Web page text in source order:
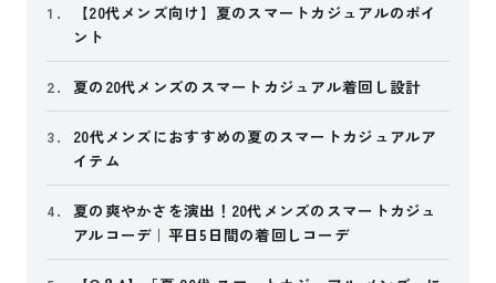
1.
【20代メンズ向け】夏のスマートカジュアルのポイ
ント
2. 夏の20代メンズのスマートカジュアル着回し設計
3.
20代メンズにおすすめの夏のスマートカジュアルア
イテム
4.
夏の爽やかさを演出！20代メンズのスマートカジュ
アルコーデ｜平日5日間の着回しコーデ